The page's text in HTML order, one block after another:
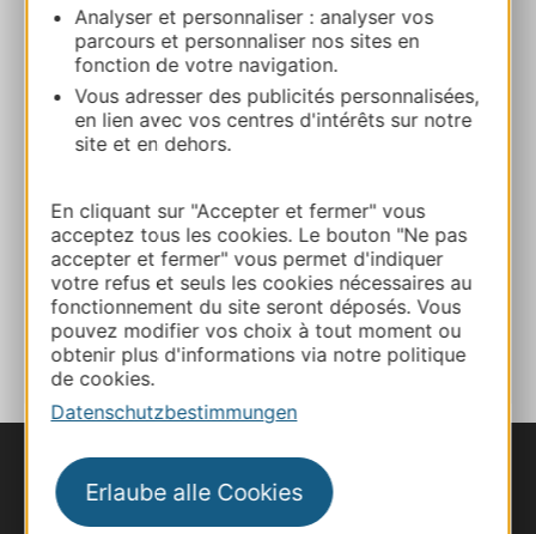
Analyser et personnaliser : analyser vos
parcours et personnaliser nos sites en
fonction de votre navigation.
Vous adresser des publicités personnalisées,
en lien avec vos centres d'intérêts sur notre
site et en dehors.
En cliquant sur "Accepter et fermer" vous
acceptez tous les cookies. Le bouton "Ne pas
accepter et fermer" vous permet d'indiquer
votre refus et seuls les cookies nécessaires au
fonctionnement du site seront déposés. Vous
pouvez modifier vos choix à tout moment ou
obtenir plus d'informations via notre politique
de cookies.
Datenschutzbestimmungen
Erlaube alle Cookies
05 63 65 91 10
E-mail
Webseite
ZU MEINEN FAVORITEN